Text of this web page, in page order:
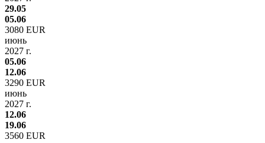
29.05
05.06
3080 EUR
июнь
2027 г.
05.06
12.06
3290 EUR
июнь
2027 г.
12.06
19.06
3560 EUR